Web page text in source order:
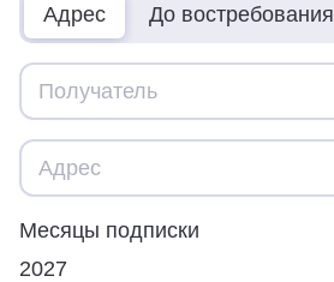
Адрес До востребования
Месяцы подписки
2027